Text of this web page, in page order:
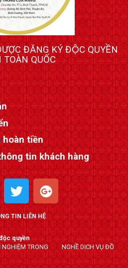
ĐĂNG KÝ ĐỘC QUYỀN
TOÀN QUỐC
hoàn tiền
tin khách hàng
T
w
i
t
t
e
r
G
o
o
g
l
e
-
TIN LIÊN HỆ
quyền
NGHIỆM TRONG NGHỀ DỊCH VỤ ĐỒ